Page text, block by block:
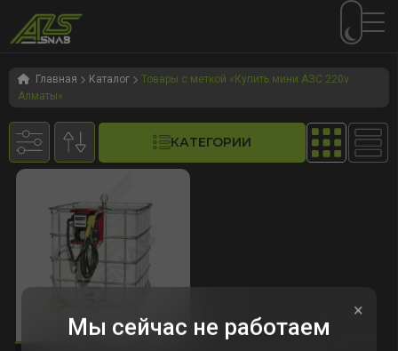
Перейти
Перейти
Главная Каталог
Товары с меткой «Купить мини АЗС 220v
Алматы»
КАТЕГОРИИ
код:3245 код:3245
×
Мы сейчас не работаем